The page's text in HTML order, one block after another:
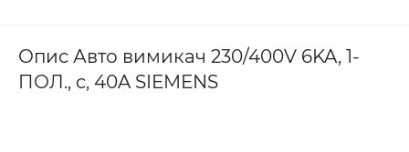
Опис Авто вимикач 230/400V 6KA, 1-
ПОЛ., c, 40A SIEMENS